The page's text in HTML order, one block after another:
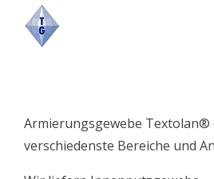
Armierungsgewebe Textolan®
verschiedenste Bereiche und